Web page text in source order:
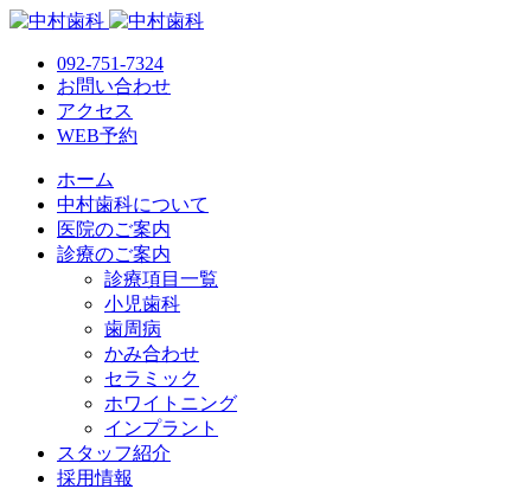
092-751-7324
お問い合わせ
アクセス
WEB予約
ホーム
中村歯科について
医院のご案内
診療のご案内
診療項目一覧
小児歯科
歯周病
かみ合わせ
セラミック
ホワイトニング
インプラント
スタッフ紹介
採用情報